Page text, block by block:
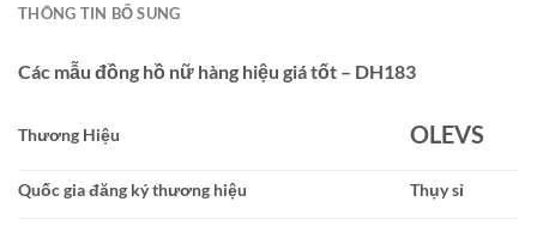
THÔNG TIN BỔ SUNG
Các mẫu đồng hồ nữ hàng hiệu giá tốt – DH183
Thương Hiệu OLEVS
Quốc gia đăng ký thương hiệu Thụy sỉ